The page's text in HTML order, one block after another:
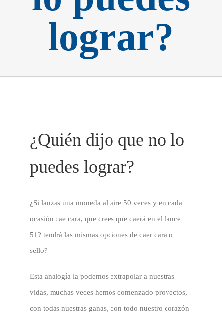
lograr?
¿Quién dijo que no lo
puedes lograr?
¿Si lanzas una moneda al aire 50 veces y en cada
ocasión cae cara, que crees que caerá en el lance
51? tendrá las mismas opciones de caer cara o
sello?
Esta analogía la podemos extrapolar a nuestras
vidas, muchas veces hemos comenzado proyectos,
con todas nuestras ganas, con todo nuestro corazón